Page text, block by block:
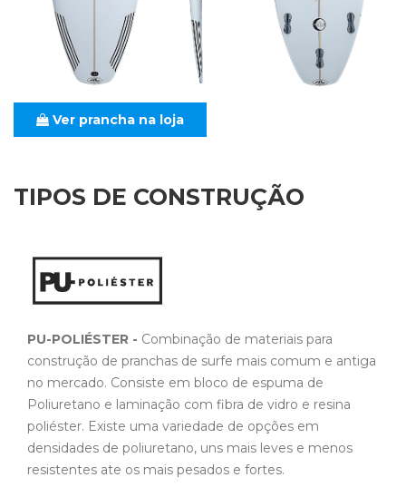
Ver prancha na loja
TIPOS DE CONSTRUÇÃO
PU-POLIÉSTER - Combinação de materiais para
construção de pranchas de surfe mais comum e antiga
no mercado. Consiste em bloco de espuma de
Poliuretano e laminação com fibra de vidro e resina
poliéster. Existe uma variedade de opções em
densidades de poliuretano, uns mais leves e menos
resistentes ate os mais pesados e fortes.